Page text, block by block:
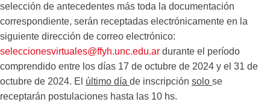
selección de antecedentes más toda la documentación
correspondiente, serán receptadas electrónicamente en la
siguiente dirección de correo electrónico:
seleccionesvirtuales@ffyh.unc.edu.ar durante el período
comprendido entre los días 17 de octubre de 2024 y el 31 de
octubre de 2024. El último día de inscripción solo se
receptarán postulaciones hasta las 10 hs.